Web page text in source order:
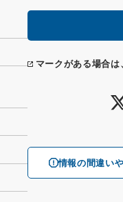
マークがある場合は
情報の間違い